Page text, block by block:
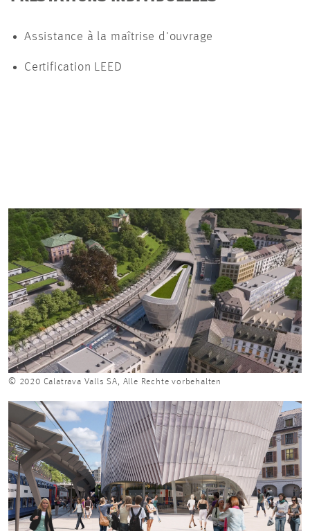
Assistance à la maîtrise d'ouvrage
Certification LEED
© 2020 Calatrava Valls SA, Alle Rechte vorbehalten